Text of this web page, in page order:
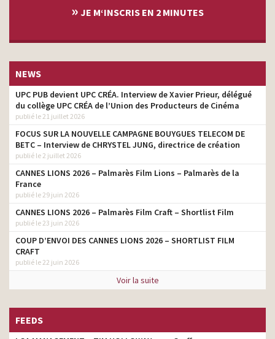
» JE M‘INSCRIS EN 2 MINUTES
NEWS
UPC PUB devient UPC CRÉA. Interview de Xavier Prieur, délégué
du collège UPC CRÉA de l’Union des Producteurs de Cinéma
publié le 21 juillet 2026
FOCUS SUR LA NOUVELLE CAMPAGNE BOUYGUES TELECOM DE
BETC – Interview de CHRYSTEL JUNG, directrice de création
publié le 2 juillet 2026
CANNES LIONS 2026 – Palmarès Film Lions – Palmarès de la
France
publié le 29 juin 2026
CANNES LIONS 2026 – Palmarès Film Craft – Shortlist Film
publié le 23 juin 2026
COUP D’ENVOI DES CANNES LIONS 2026 – SHORTLIST FILM
CRAFT
publié le 22 juin 2026
Voir la suite
FEEDS